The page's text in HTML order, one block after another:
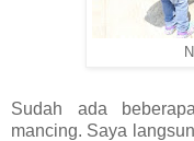
Sudah ada
mancing. Saya